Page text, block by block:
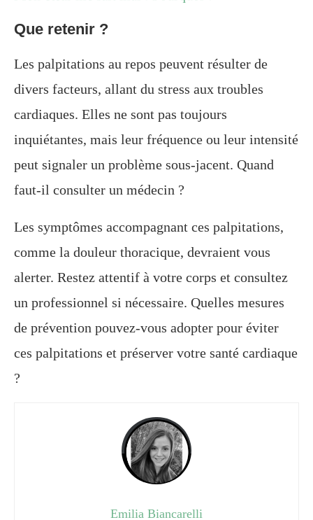
Que retenir ?
Les palpitations au repos peuvent résulter de
divers facteurs, allant du stress aux troubles
cardiaques. Elles ne sont pas toujours
inquiétantes, mais leur fréquence ou leur intensité
peut signaler un problème sous-jacent. Quand
faut-il consulter un médecin ?
Les symptômes accompagnant ces palpitations,
comme la douleur thoracique, devraient vous
alerter. Restez attentif à votre corps et consultez
un professionnel si nécessaire. Quelles mesures
de prévention pouvez-vous adopter pour éviter
ces palpitations et préserver votre santé cardiaque
?
Emilia Biancarelli